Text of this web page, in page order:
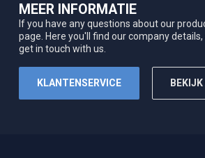
MEER INFORMATIE
If you have any questions about our
page. Here you'll find our company
get in touch with us.
KLANTENSERVICE BEKIJK